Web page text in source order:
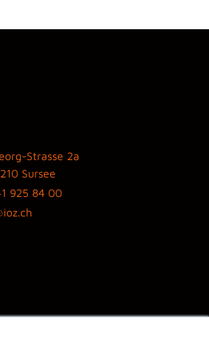
Strasse 2a
Sursee
925 84 00